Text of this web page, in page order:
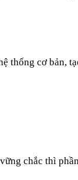
thống cơ bản,
chắc thì